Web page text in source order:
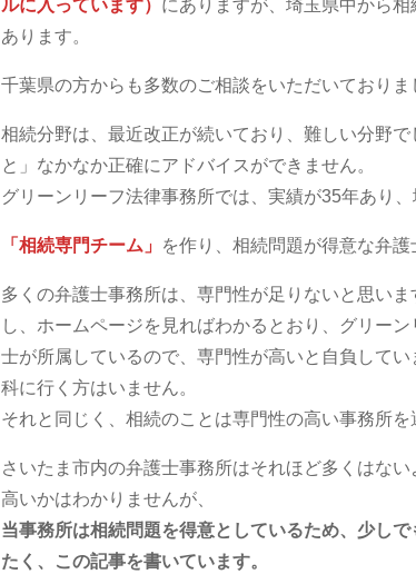
ルに入っています） にありますが、埼玉県中から
あります。
千葉県の方からも多数のご相談をいただいており
相続分野は、最近改正が続いており、難しい分野
と」なかなか正確にアドバイスができません。
グリーンリーフ法律事務所では、実績が35年あり
「相続専門チーム」 を作り、相続問題が得意な弁
多くの弁護士事務所は、専門性が足りないと思い
し、ホームページを見ればわかるとおり、グリー
士が所属しているので、専門性が高いと自負して
科に行く方はいません。
それと同じく、相続のことは専門性の高い事務所
さいたま市内の弁護士事務所はそれほど多くはな
高いかはわかりませんが、
当事務所は相続問題を得意としているため、少し
たく、この記事を書いています。